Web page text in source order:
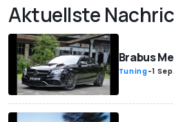
Aktuellste
Brabus
Tuning-1